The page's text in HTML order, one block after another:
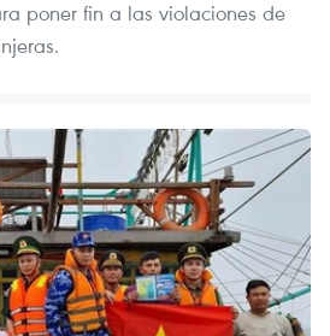
poner fin a las violaciones de